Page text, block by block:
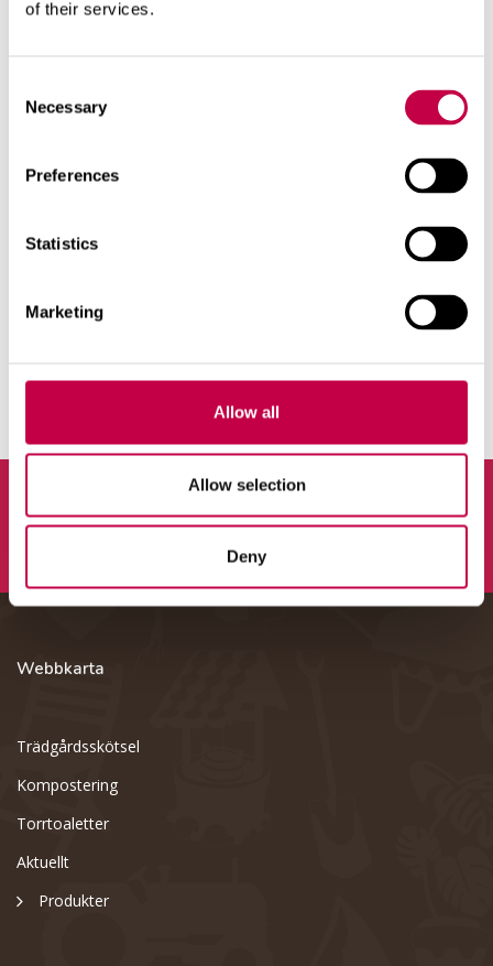
of their services.
Selection
Necessary
Preferences
Statistics
Marketing
Allow all
Allow selection
Deny
Torrtoaletter
Solkraft
Andra produkter
Webbkarta
Trädgårdsskötsel
Kompostering
Torrtoaletter
Aktuellt
Produkter